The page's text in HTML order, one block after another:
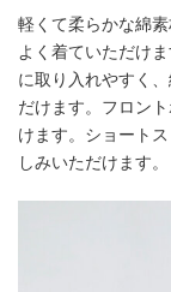
軽くて柔らかな綿
よく着ていただけ
に取り入れやすく
だけます。フロン
けます。ショート
しみいただけます。